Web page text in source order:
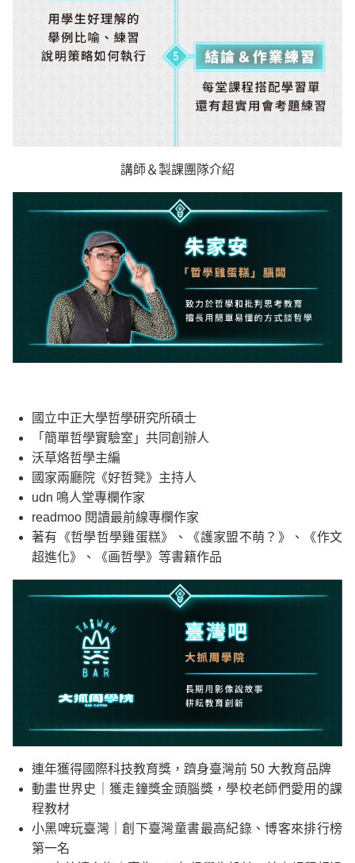
講師＆製課團隊介紹
國立中正大學哲學研究所碩士
「簡單哲學實驗室」共同創辦人
沃草烙哲學主編
國家兩廳院《好哲凳》主持人
udn 鳴人堂專欄作家
readmoo 閱讀最前線專欄作家
著有《哲學哲學雞蛋糕》、《護家盟不萌？》、《作文
超進化》、《画哲學》等書籍作品
連年獲得國際科技教育獎，躋身臺灣前 50 大教育品牌
動畫世界史｜獲走鐘獎金頭腦獎，學校老師們愛用的課
程教材
小黑啤玩臺灣｜創下臺灣童書最高紀錄、博客來排行榜
第一名